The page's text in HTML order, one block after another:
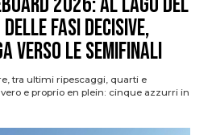
fasi decisive,
verso le semifinali
tra ultimi ripescaggi, quarti e
e proprio en plein: cinque azzurri in